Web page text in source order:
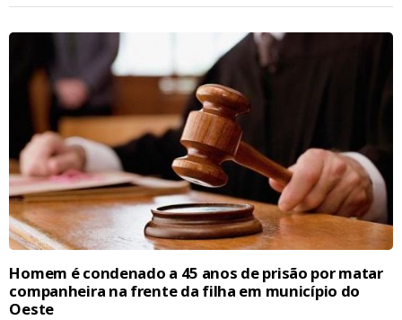
Homem é condenado a 45 anos de prisão por matar
companheira na frente da filha em município do
Oeste